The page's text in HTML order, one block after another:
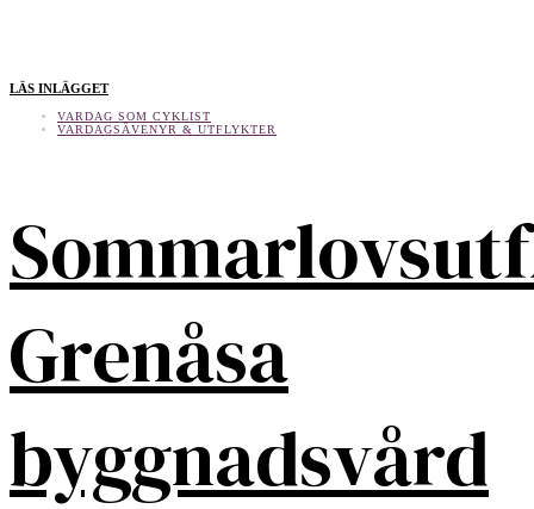
LÄS INLÄGGET
VARDAG SOM CYKLIST
VARDAGSÄVENYR & UTFLYKTER
Grenåsa
byggnadsvård